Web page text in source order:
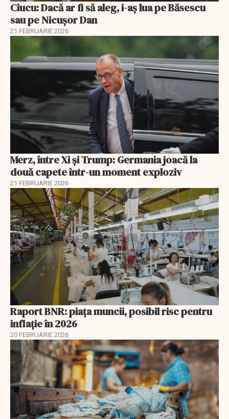
Ciucu: Dacă ar fi să aleg, i-aș lua pe Băsescu
sau pe Nicușor Dan
21 FEBRUARIE 2026
Merz, între Xi și Trump: Germania joacă la
două capete într-un moment exploziv
21 FEBRUARIE 2026
Raport BNR: piața muncii, posibil risc pentru
inflație în 2026
20 FEBRUARIE 2026